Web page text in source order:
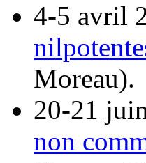
4-5 avril
Moreau).
20-21
non